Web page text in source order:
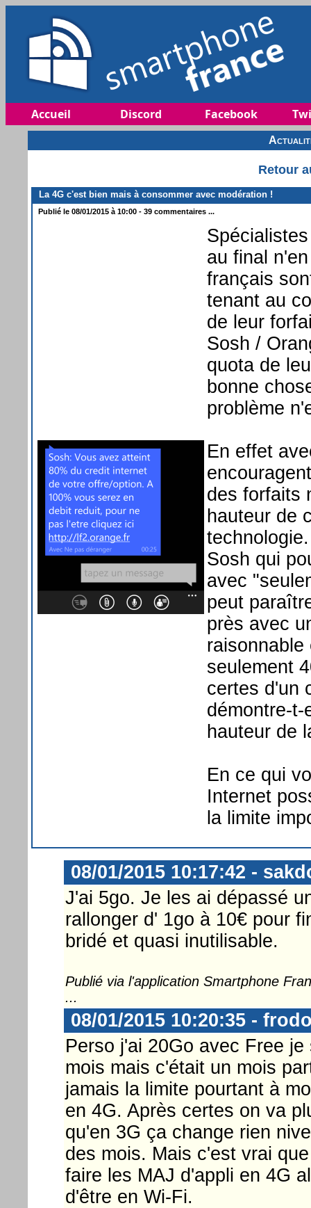
Accueil Discord Facebook
Retour
La 4G c'est bien mais à consommer avec modération !
Publié le 08/01/2015 à 10:00 - 39 commentaires ...
au final
français
tenant au
de leur
Sosh /
quota de
bonne
problème
En effet
des forfaits
hauteur de
Sosh qui
avec
peut
près avec
seulement
certes d'un
démontre-
hauteur de
En ce qui
Internet
la limite
08/01/2015 10:17:42 -
J'ai 5go. Je les ai dépassé
rallonger d' 1go à 10€ pour
bridé et quasi inutilisable.
Publié via l'application Smartphone
...
08/01/2015 10:20:35 -
Perso j'ai 20Go avec Free
mois mais c'était un mois
jamais la limite pourtant à
en 4G. Après certes on va
qu'en 3G ça change rien
des mois. Mais c'est vrai
faire les MAJ d'appli en 4G
d'être en Wi-Fi.